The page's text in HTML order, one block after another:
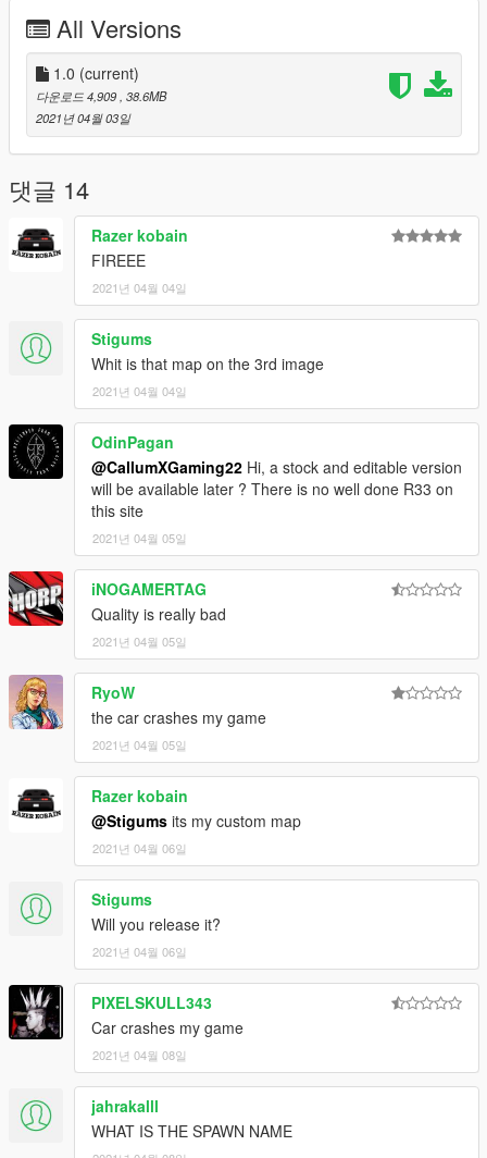
interior changes colour
Uv mapped
===========================================
Credits:
> Car - Forza Horizon 3
DO NOT REUPLOAD ON ANY OTHER SITES
All Versions
1.0 (current)
다운로드 4,909 , 38.6MB
2021년 04월 03일
댓글 14
Razer kobain
FIREEE
2021년 04월 04일
Stigums
Whit is that map on the 3rd image
2021년 04월 04일
OdinPagan
@CallumXGaming22 Hi, a stock and editable version
will be available later ? There is no well done R33 on
this site
2021년 04월 05일
iNOGAMERTAG
Quality is really bad
2021년 04월 05일
RyoW
the car crashes my game
2021년 04월 05일
Razer kobain
@Stigums its my custom map
2021년 04월 06일
Stigums
Will you release it?
2021년 04월 06일
PIXELSKULL343
Car crashes my game
2021년 04월 08일
jahrakalll
WHAT IS THE SPAWN NAME